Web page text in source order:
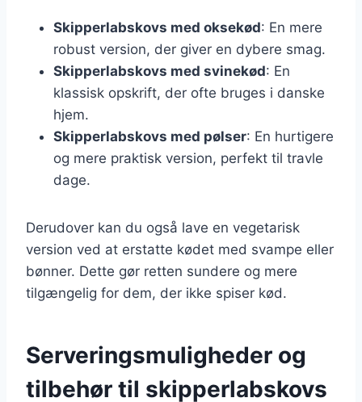
Skipperlabskovs med oksekød: En mere
robust version, der giver en dybere smag.
Skipperlabskovs med svinekød: En
klassisk opskrift, der ofte bruges i danske
hjem.
Skipperlabskovs med pølser: En hurtigere
og mere praktisk version, perfekt til travle
dage.
Derudover kan du også lave en vegetarisk
version ved at erstatte kødet med svampe eller
bønner. Dette gør retten sundere og mere
tilgængelig for dem, der ikke spiser kød.
Serveringsmuligheder og
tilbehør til skipperlabskovs